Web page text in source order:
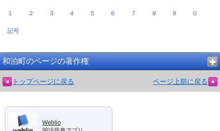
１ ２ ３ ４ ５ ６ ７ ８ ９ ０
記号
和泊町のページの著作権
トップページに戻る ページ上部に戻る
Weblio